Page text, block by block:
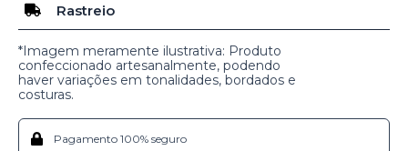
Rastreio
*Imagem meramente ilustrativa: Produto
confeccionado artesanalmente, podendo
haver variações em tonalidades, bordados e
costuras.
Pagamento 100% seguro